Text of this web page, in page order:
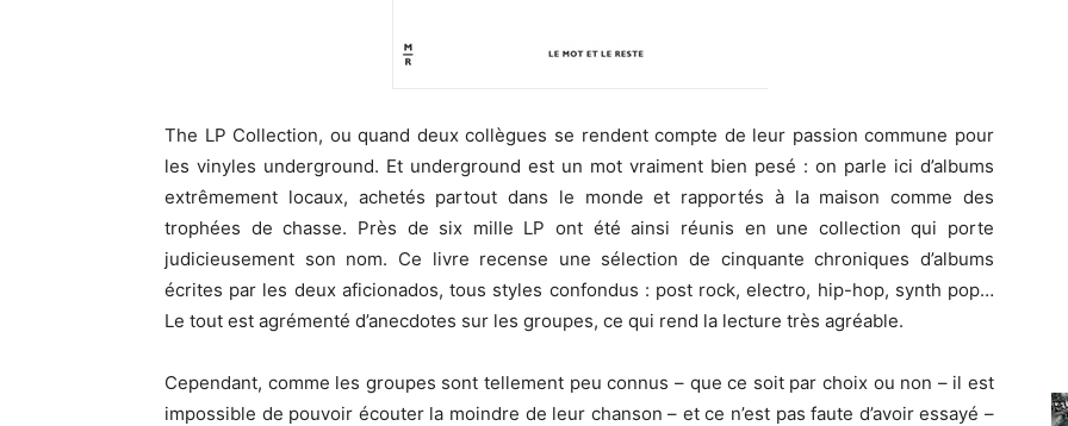
The LP Collection, ou quand deux collègues se rendent compte de leur passion commune pour
les vinyles underground. Et underground est un mot vraiment bien pesé : on parle ici d’albums
extrêmement locaux, achetés partout dans le monde et rapportés à la maison comme des
trophées de chasse. Près de six mille LP ont été ainsi réunis en une collection qui porte
judicieusement son nom. Ce livre recense une sélection de cinquante chroniques d’albums
écrites par les deux aficionados, tous styles confondus : post rock, electro, hip-hop, synth pop…
Le tout est agrémenté d’anecdotes sur les groupes, ce qui rend la lecture très agréable.
Cependant, comme les groupes sont tellement peu connus – que ce soit par choix ou non – il est
impossible de pouvoir écouter la moindre de leur chanson – et ce n’est pas faute d’avoir essayé –